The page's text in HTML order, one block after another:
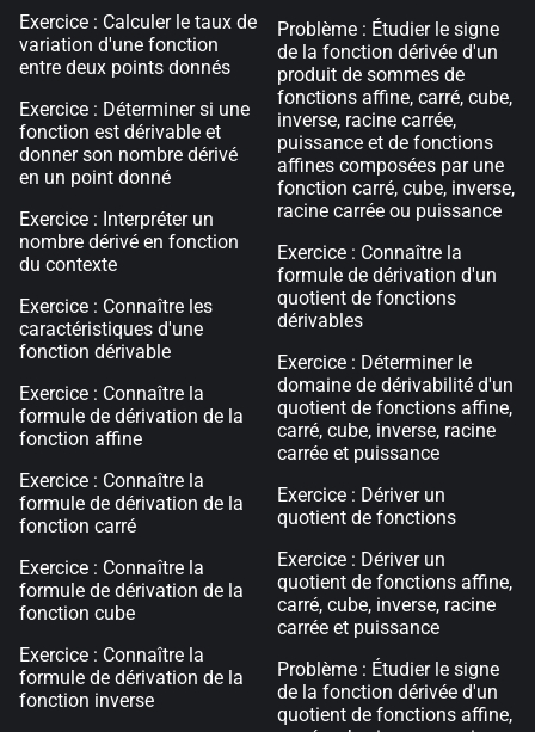
Exercice : Calculer le taux de
variation d'une fonction
entre deux points donnés
Exercice : Déterminer si une
fonction est dérivable et
donner son nombre dérivé
en un point donné
Exercice : Interpréter un
nombre dérivé en fonction
du contexte
Exercice : Connaître les
caractéristiques d'une
fonction dérivable
Exercice : Connaître la
formule de dérivation de la
fonction affine
Exercice : Connaître la
formule de dérivation de la
fonction carré
Exercice : Connaître la
formule de dérivation de la
fonction cube
Exercice : Connaître la
formule de dérivation de la
fonction inverse
Problème : Étudier le signe
de la fonction dérivée d'un
produit de sommes de
fonctions affine, carré, cube,
inverse, racine carrée,
puissance et de fonctions
affines composées par une
fonction carré, cube, inverse,
racine carrée ou puissance
Exercice : Connaître la
formule de dérivation d'un
quotient de fonctions
dérivables
Exercice : Déterminer le
domaine de dérivabilité d'un
quotient de fonctions affine,
carré, cube, inverse, racine
carrée et puissance
Exercice : Dériver un
quotient de fonctions
Exercice : Dériver un
quotient de fonctions affine,
carré, cube, inverse, racine
carrée et puissance
Problème : Étudier le signe
de la fonction dérivée d'un
quotient de fonctions affine,